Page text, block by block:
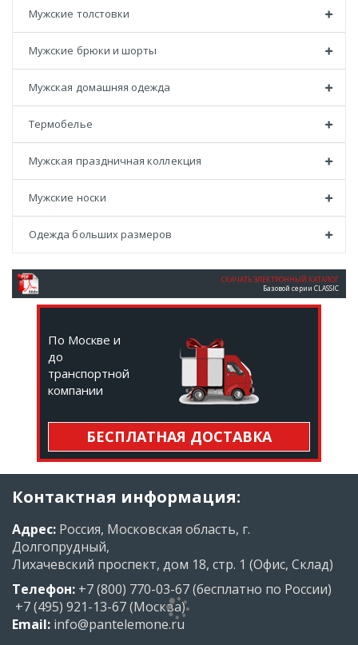
Мужские толстовки
Мужские брюки и шорты
Мужская домашняя одежда
Термобелье
Мужская праздничная коллекция
Мужские носки
Одежда больших размеров
СКАЧАТЬ ЭЛЕКТРОННЫЙ КАТАЛОГ
Базовой серии CLASSIC
По Москве и
до
транспортной
компании
БЕСПЛАТНАЯ ДОСТАВКА
Контактная информация:
Адрес: Россия, Московская область, г.
Долгопрудный,
Лихачевский проспект, дом 18, стр. 1 (Офис, Склад)
Телефон: +7 (800) 770-03-67(бесплатно по России)
+7 (495) 921-13-67(Москва)
Email: info@pantelemone.ru